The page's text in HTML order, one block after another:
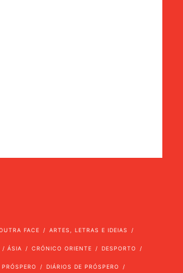
FACE ARTES, LETRAS E IDEIAS
/ ÁSIA CRÓNICO ORIENTE DESPORTO
DIÁRIOS DE PRÓSPERO